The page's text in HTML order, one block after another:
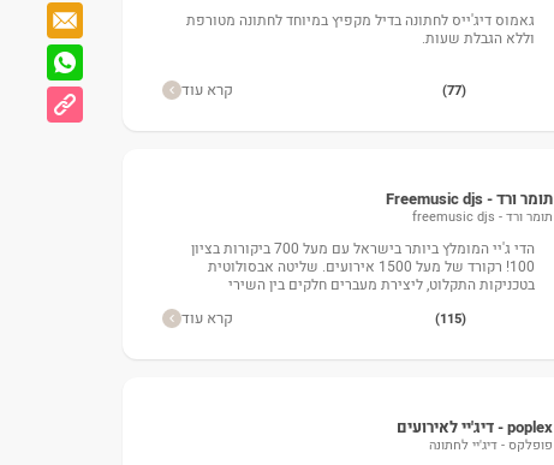
גאמוס דיג'ייס לחתונה בדיל מקפיץ במיוחד לחתונה מטורפת
וללא הגבלת שעות.
(77) קרא עוד
תומר ורד - Freemusic djs
תומר ורד - freemusic djs
הדי ג'יי המומלץ ביותר בישראל עם מעל 700 ביקורות בציון
100! רקורד של מעל 1500 אירועים. שליטה אבסולוטית
בטכניקות התקלוט, ליצירת מעברים חלקים בין השירי
(115) קרא עוד
poplex - דיג'יי לאירועים
פופלקס - דיג'יי לחתונה